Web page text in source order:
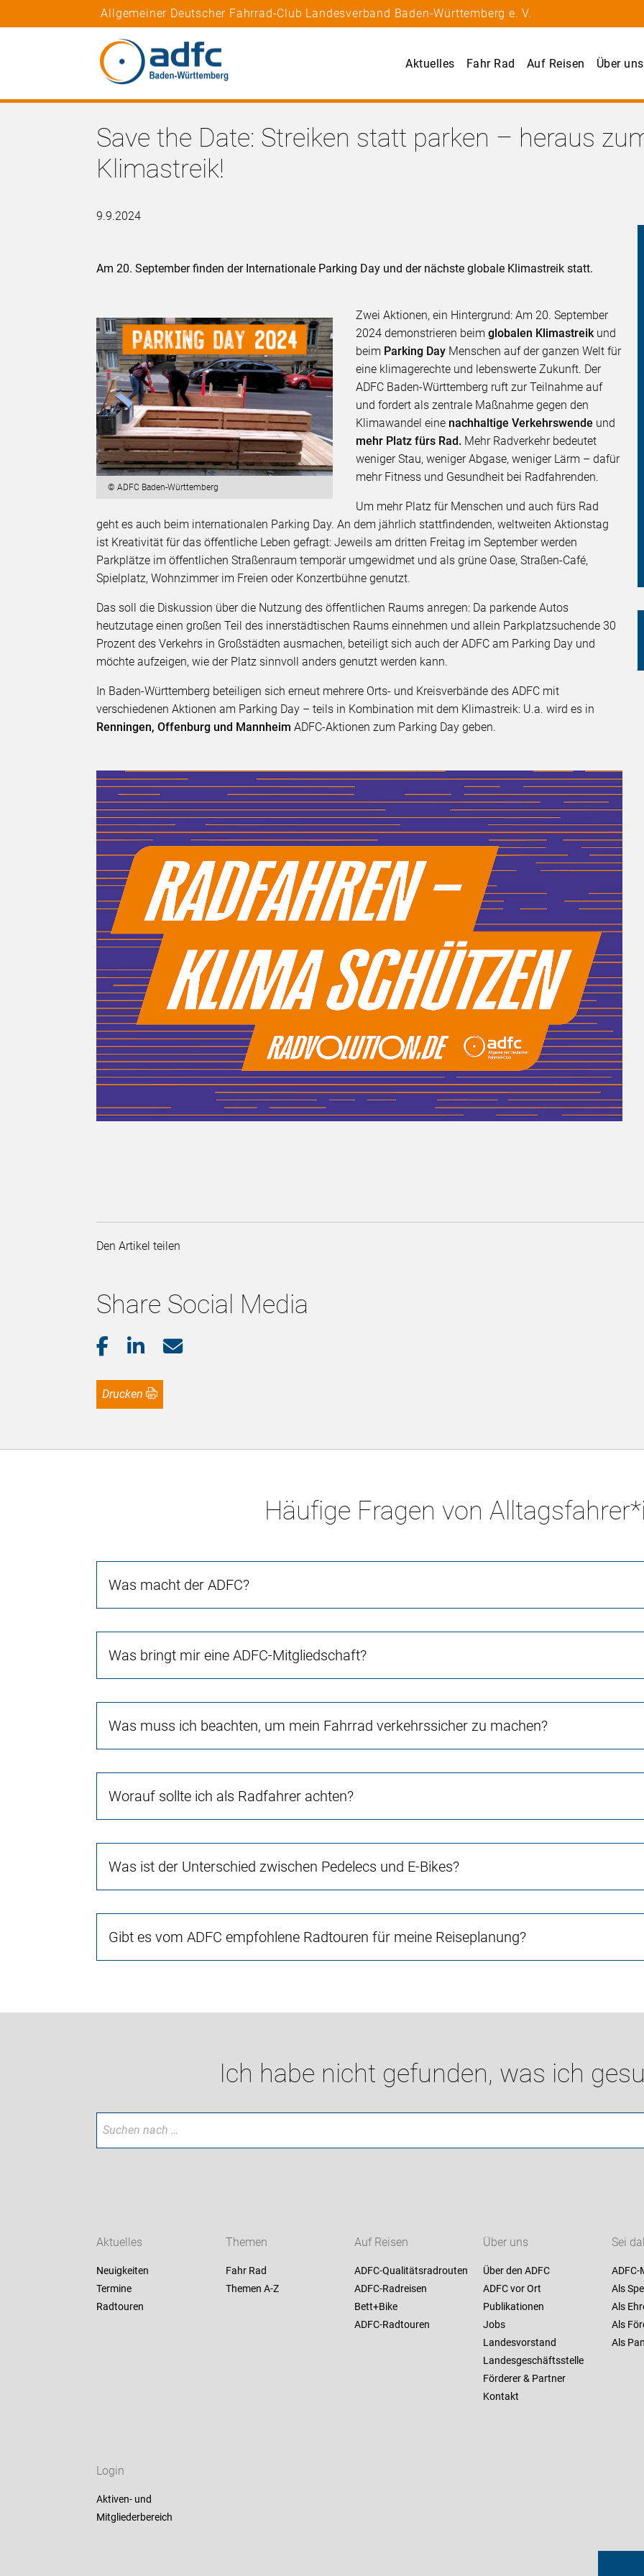
Allgemeiner Deutscher Fahrrad-Club Landesverband Baden-Württemberg e. V.
Aktuelles Fahr Rad Auf Reisen Über uns
Save the Date: Streiken statt parken – heraus
Klimastreik!
9.9.2024
Am 20. September finden der Internationale Parking Day und der nächste globale Klimastreik statt.
© ADFC Baden-Württemberg
Zwei Aktionen, ein Hintergrund: Am 20. September
2024 demonstrieren beimglobalen Klimastreik und
beim Parking Day Menschen auf der ganzen Welt für
eine klimagerechte und lebenswerte Zukunft. Der
ADFC Baden-Württemberg ruft zur Teilnahme auf
und fordert als zentrale Maßnahme gegen den
Klimawandel eine nachhaltige Verkehrswende und
mehr Platz fürs Rad. Mehr Radverkehr bedeutet
weniger Stau, weniger Abgase, weniger Lärm – dafür
mehr Fitness und Gesundheit bei Radfahrenden.
Um mehr Platz für Menschen und auch fürs Rad
geht es auch beim internationalen Parking Day. An dem jährlich stattfindenden, weltweiten Aktionstag
ist Kreativität für das öffentliche Leben gefragt: Jeweils am dritten Freitag im September werden
Parkplätze im öffentlichen Straßenraum temporär umgewidmet und als grüne Oase, Straßen-Café,
Spielplatz, Wohnzimmer im Freien oder Konzertbühne genutzt.
Das soll die Diskussion über die Nutzung des öffentlichen Raums anregen: Da parkende Autos
heutzutage einen großen Teil des innerstädtischen Raums einnehmen und allein Parkplatzsuchende 30
Prozent des Verkehrs in Großstädten ausmachen, beteiligt sich auch der ADFC am Parking Day und
möchte aufzeigen, wie der Platz sinnvoll anders genutzt werden kann.
In Baden-Württemberg beteiligen sich erneut mehrere Orts- und Kreisverbände des ADFC mit
verschiedenen Aktionen am Parking Day – teils in Kombination mit dem Klimastreik: U.a. wird es in
Renningen, Offenburg und MannheimADFC-Aktionen zum Parking Day geben.
Den Artikel teilen
Share Social Media
Drucken
Häufige Fragen von
Was macht der ADFC?
Was bringt mir eine ADFC-Mitgliedschaft?
Was muss ich beachten, um mein Fahrrad verkehrssicher zu machen?
Worauf sollte ich als Radfahrer achten?
Was ist der Unterschied zwischen Pedelecs und E-Bikes?
Gibt es vom ADFC empfohlene Radtouren für meine Reiseplanung?
Ich habe nicht gefunden, was ich
Aktuelles
Neuigkeiten
Termine
Radtouren
Themen
Fahr Rad
Themen A-Z
Auf Reisen
ADFC-Qualitätsradrouten
ADFC-Radreisen
Bett+Bike
ADFC-Radtouren
Über uns
Über den ADFC
ADFC vor Ort
Publikationen
Jobs
Landesvorstand
Landesgeschäftsstelle
Förderer & Partner
Kontakt
Sei
Als
Als
Als
Als
Login
Aktiven- und
Mitgliederbereich